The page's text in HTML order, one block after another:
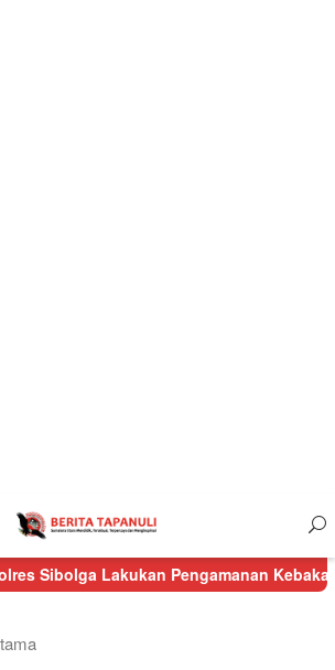
Lakukan Pengamanan Kebakaran Pasar